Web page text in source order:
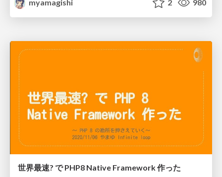
myamagishi
2 980
世界最速? で PHP8 Native Framework 作った